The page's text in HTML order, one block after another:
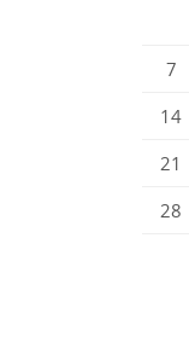
7
14
21
28